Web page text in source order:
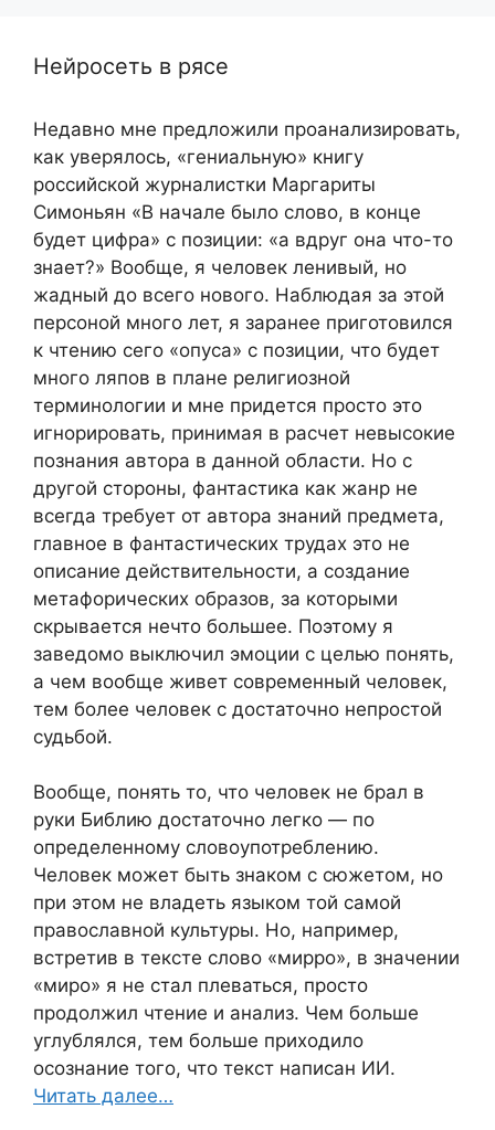
Нейросеть в рясе
Недавно мне предложили проанализировать,
как уверялось, «гениальную» книгу
российской журналистки Маргариты
Симоньян «В начале было слово, в конце
будет цифра» с позиции: «а вдруг она что-то
знает?» Вообще, я человек ленивый, но
жадный до всего нового. Наблюдая за этой
персоной много лет, я заранее приготовился
к чтению сего «опуса» с позиции, что будет
много ляпов в плане религиозной
терминологии и мне придется просто это
игнорировать, принимая в расчет невысокие
познания автора в данной области. Но с
другой стороны, фантастика как жанр не
всегда требует от автора знаний предмета,
главное в фантастических трудах это не
описание действительности, а создание
метафорических образов, за которыми
скрывается нечто большее. Поэтому я
заведомо выключил эмоции с целью понять,
а чем вообще живет современный человек,
тем более человек с достаточно непростой
судьбой.
Вообще, понять то, что человек не брал в
руки Библию достаточно легко — по
определенному словоупотреблению.
Человек может быть знаком с сюжетом, но
при этом не владеть языком той самой
православной культуры. Но, например,
встретив в тексте слово «мирро», в значении
«миро» я не стал плеваться, просто
продолжил чтение и анализ. Чем больше
углублялся, тем больше приходило
осознание того, что текст написан ИИ.
Читать далее…